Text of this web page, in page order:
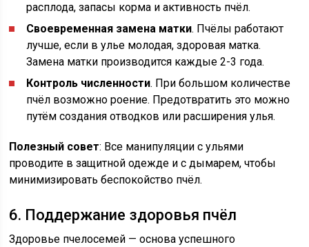
расплода, запасы корма и активность пчёл.
Своевременная замена матки. Пчёлы работают
лучше, если в улье молодая, здоровая матка.
Замена матки производится каждые 2-3 года.
Контроль численности. При большом количестве
пчёл возможно роение. Предотвратить это можно
путём создания отводков или расширения улья.
Полезный совет: Все манипуляции с ульями
проводите в защитной одежде и с дымарем, чтобы
минимизировать беспокойство пчёл.
6. Поддержание здоровья пчёл
Здоровье пчелосемей — основа успешного